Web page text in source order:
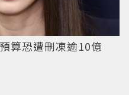
算恐遭刪凍逾10億